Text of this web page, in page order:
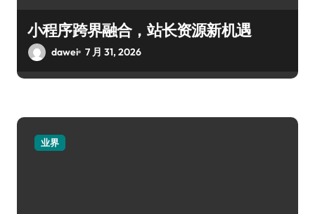
小程序跨界融合，站长资源新机遇
dawei 7 月 31, 2026
业界